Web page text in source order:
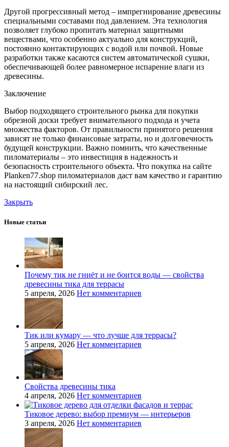
Другой прогрессивный метод – импрегнирование древесины
специальными составами под давлением. Эта технология
позволяет глубоко пропитать материал защитными
веществами, что особенно актуально для конструкций,
постоянно контактирующих с водой или почвой. Новые
разработки также касаются систем автоматической сушки,
обеспечивающей более равномерное испарение влаги из
древесины.
Заключение
Выбор подходящего строительного рынка для покупки
обрезной доски требует внимательного подхода и учета
множества факторов. От правильности принятого решения
зависят не только финансовые затраты, но и долговечность
будущей конструкции. Важно помнить, что качественные
пиломатериалы – это инвестиция в надежность и
безопасность строительного объекта. Что покупка на сайте
Planken77.shop пиломатериалов даст вам качество и гарантию
на настоящий сибирский лес.
Закрыть
Новые статьи
Почему тик не гниёт и не боится воды — свойства
древесины тика для террасы
5 апреля, 2026 Нет комментариев
Тик или кумару — что лучше для террасы?
5 апреля, 2026 Нет комментариев
Свойства древесины тика
4 апреля, 2026 Нет комментариев
Тиковое дерево: выбор премиум — интерьеров
3 апреля, 2026 Нет комментариев